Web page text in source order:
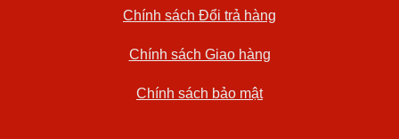
Chính sách Đổi trả hàng
Chính sách Giao hàng
Chính sách bảo mật